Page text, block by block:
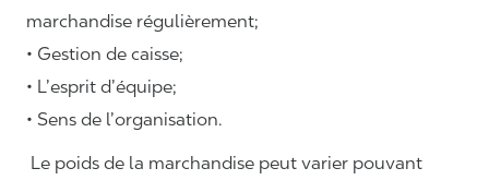
marchandise régulièrement;
• Gestion de caisse;
• L’esprit d’équipe;
• Sens de l’organisation.
Le poids de la marchandise peut varier pouvant